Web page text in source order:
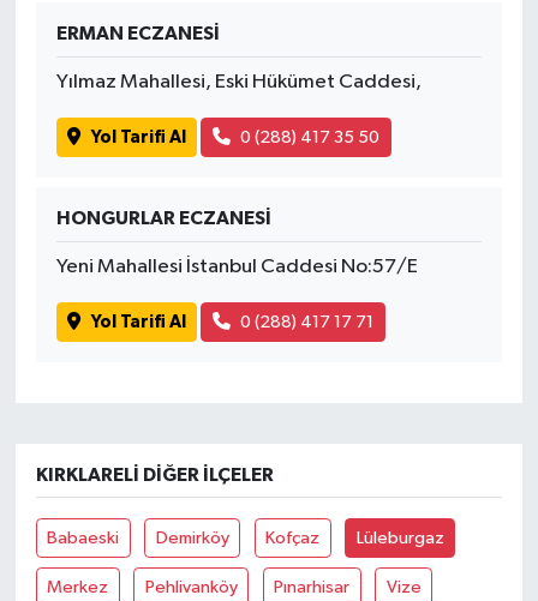
ERMAN ECZANESİ
Yılmaz Mahallesi, Eski Hükümet Caddesi,
Yol Tarifi Al 0 (288) 417 35 50
HONGURLAR ECZANESİ
Yeni Mahallesi İstanbul Caddesi No:57/E
Yol Tarifi Al 0 (288) 417 17 71
KIRKLARELI DIĞER İLÇELER
Babaeski Demirköy Kofçaz Lüleburgaz
Merkez Pehlivanköy Pınarhisar Vize